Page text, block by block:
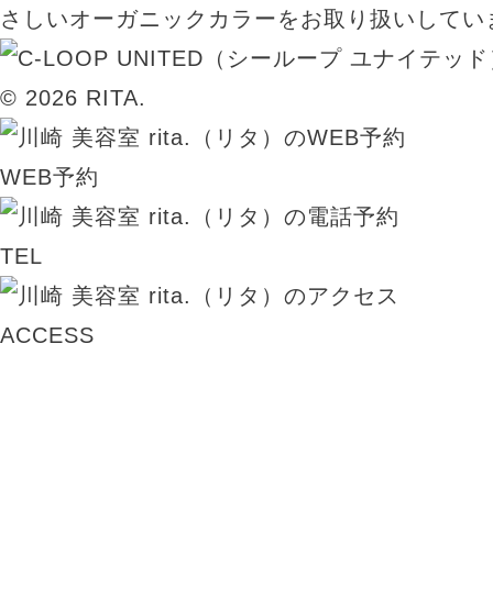
さしいオーガニックカラーをお取り扱いしてい
© 2026 RITA.
WEB予約
TEL
ACCESS